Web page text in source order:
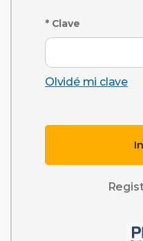
* Clave
Olvidé mi clave